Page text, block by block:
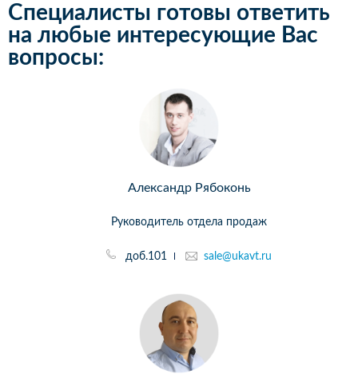
Специалисты готовы ответить
на любые интересующие Вас
вопросы:
Александр Рябоконь
Руководитель отдела продаж
доб.101 sale@ukavt.ru